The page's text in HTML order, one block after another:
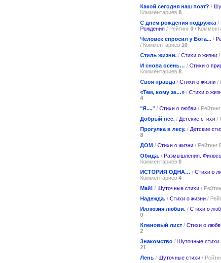
Какой сегодня наш поэт? /
Комментариев 8
С днем рождения подружка /
Рождения / Рейтинг 0 /
Человек спросил у Бога... /
/ Комментариев 10
Стиль жизни. / Стихи о жизни /
И снова осень… / Стихи о
Комментариев 8
Своя правда / Стихи о жизни /
«Тем, кому за…» / Стихи о
4
"Я...." / Стихи о любви /
Добрый пес. / Детские стихи /
Прогулка в лесу. / Детские
8
ДОМ / Стихи о жизни / Рейтинг
Обида. / Размышления.
Комментариев 0
ИСТОРИЯ ОДНА… / Стихи о
Комментариев 4
Май! / Шуточные стихи /
Надежда. / Стихи о жизни /
Иллюзия любви. / Стихи о
0
Кленовый лист / Стихи о
2
Знакомство / Шуточные стихи
21
Лень / Шуточные стихи /